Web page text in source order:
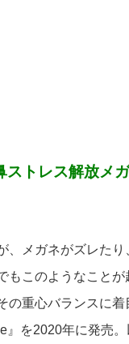
ストレス解放メ
、メガネがズレた
もこのようなこと
の重心バランスに
』を2020年に発売